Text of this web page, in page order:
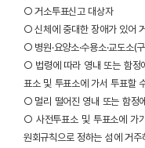
○ 거소투표신고 대상자
○ 신체에 중대한 장애가 있어
○ 병원·요양소·수용소·교도소(
○ 법령에 따라 영내 또는 함정
표소 및 투표소에 가서 투표할
○ 멀리 떨어진 영내 또는 함정
○ 사전투표소 및 투표소에 가
원회규칙으로 정하는 섬에 거주